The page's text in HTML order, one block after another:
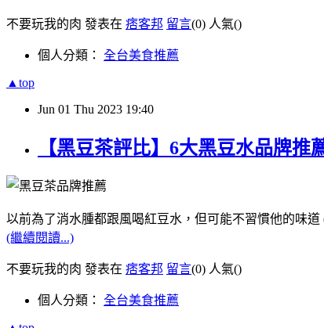
不要玩我的肉 發表在 痞客邦 留言(0) 人氣()
個人分類： 全台美食推薦
▲top
Jun 01 Thu 2023 19:40
【黑豆茶評比】6大黑豆水品牌
以前為了消水腫都跟風喝紅豆水，但可能不習慣他的味
(繼續閱讀...)
不要玩我的肉 發表在 痞客邦 留言(0) 人氣()
個人分類： 全台美食推薦